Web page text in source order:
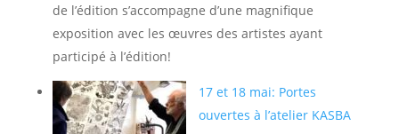
de l’édition s’accompagne d’une magnifique
exposition avec les œuvres des artistes ayant
participé à l’édition!
17 et 18 mai: Portes
ouvertes à l’atelier KASBA